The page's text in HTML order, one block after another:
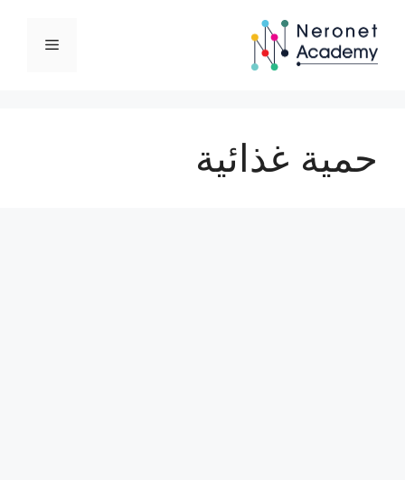
المحتوى
القائمة
حمية غذائية